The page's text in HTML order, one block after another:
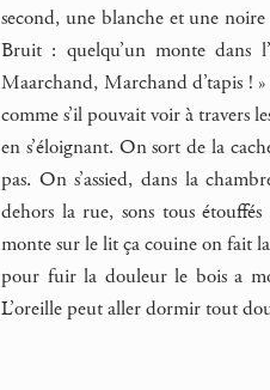
second, une blanche et une
Bruit : quelqu’un monte dans
Maarchand, Marchand d’tapis !
comme s’il pouvait voir à travers
en s’éloignant. On sort de la
pas. On s’assied, dans la
dehors la rue, sons tous
monte sur le lit ça couine on fait
pour fuir la douleur le bois a
L’oreille peut aller dormir tout